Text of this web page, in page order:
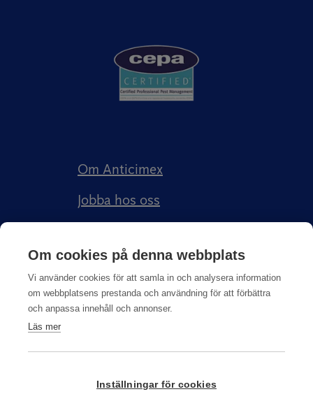
Om Anticimex
Jobba hos oss
Anticimex Försäkringar AB
Integritetspolicy
Om cookies på denna webbplats
Vi använder cookies för att samla in och analysera information
om webbplatsens prestanda och användning för att förbättra
och anpassa innehåll och annonser.
Läs mer
Inställningar för cookies